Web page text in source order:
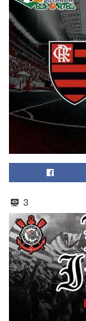
3